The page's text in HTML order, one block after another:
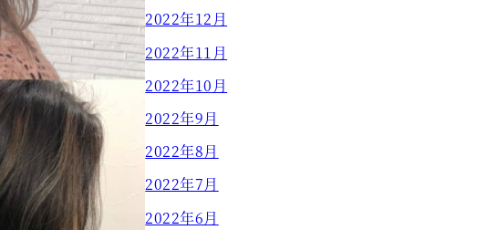
2022年12月
2022年11月
2022年10月
2022年9月
2022年8月
2022年7月
2022年6月